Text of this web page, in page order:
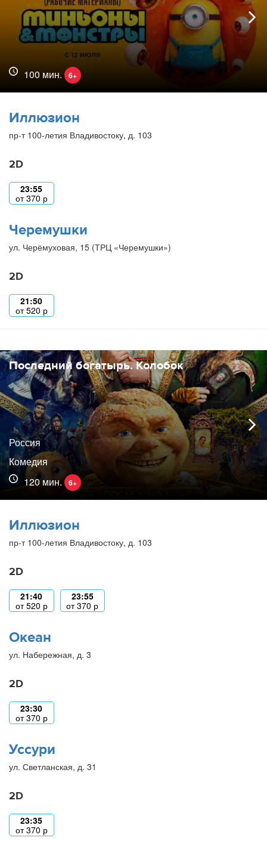
100 мин. 6+
Иллюзион
пр-т 100-летия Владивостоку, д. 103
2D
23:55
от370 р
Черемушки
ул. Черёмуховая, 15 (ТРЦ «Черемушки»)
2D
21:50
от520 р
Последний богатырь. Колобок
Россия
Комедия
120 мин.
6+
Иллюзион
пр-т 100-летия Владивостоку, д. 103
2D
21:40
от520 р
23:55
от370 р
Океан
ул. Набережная, д. 3
2D
23:30
от370 р
Уссури
ул. Светланская, д. 31
2D
23:35
от370 р